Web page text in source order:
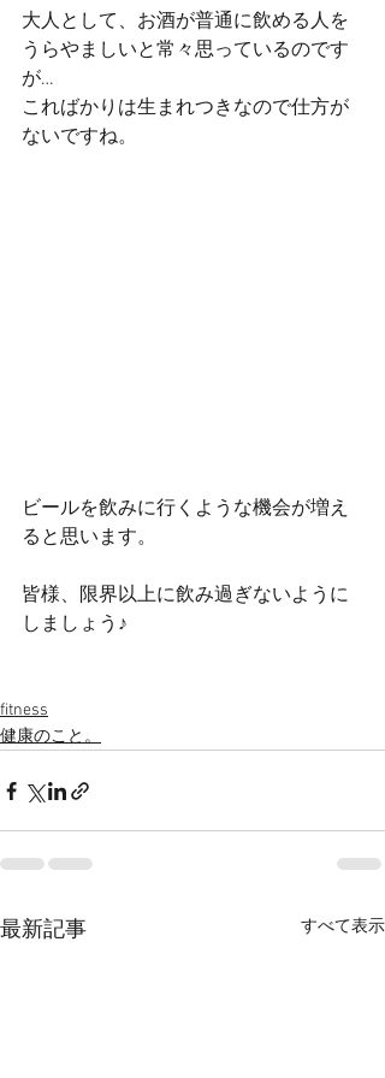
大人として、お酒が普通に飲める人を
うらやましいと常々思っているのです
が…
こればかりは生まれつきなので仕方が
ないですね。
ビールを飲みに行くような機会が増え
ると思います。
皆様、限界以上に飲み過ぎないように
しましょう♪
fitness
健康のこと。
最新記事 すべて表示